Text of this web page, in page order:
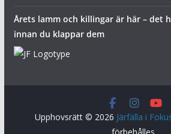
Årets lamm och killingar är här – det
innan du klappar dem
Upphovsrätt © 2026 Järfälla i